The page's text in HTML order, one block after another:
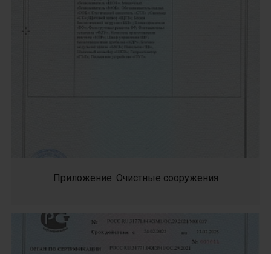
Приложение. Очистные сооружения